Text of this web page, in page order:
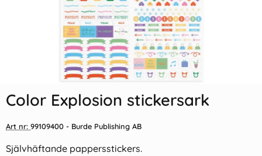
Indexflikar och Frixion clicker
svart
55 kr/st
Pretty Pastels Stickersark
39 kr/st
Color Explosion stickersark
Art nr: 99109400 - Burde Publishing AB
Självhäftande pappersstickers.